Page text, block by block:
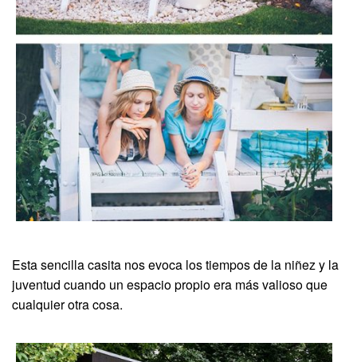
Esta sencilla casita nos evoca los tiempos de la niñez y la
juventud cuando un espacio propio era más valioso que
cualquier otra cosa.